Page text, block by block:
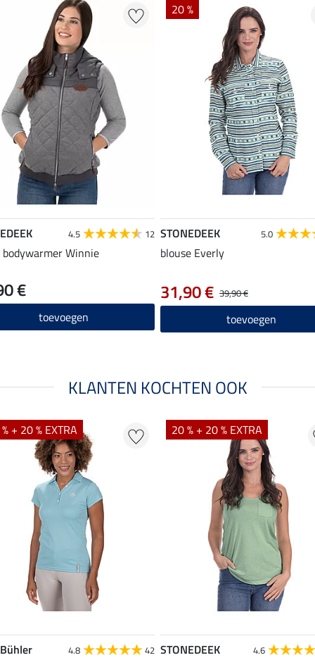
4.5 12
bodywarmer Winnie
€
toevoegen
20 %
STONEDEEK 5.0
blouse Everly
39,90 €
31,90 €
toevoegen
KLANTEN KOCHTEN OOK
+ 20 % EXTRA
4.8 42
20 % + 20 % EXTRA
STONEDEEK 4.6